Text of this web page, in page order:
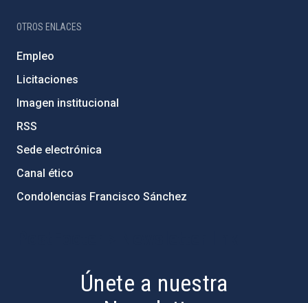
OTROS ENLACES
Empleo
Licitaciones
Imagen institucional
RSS
Sede electrónica
Canal ético
Condolencias Francisco Sánchez
Únete a nuestra